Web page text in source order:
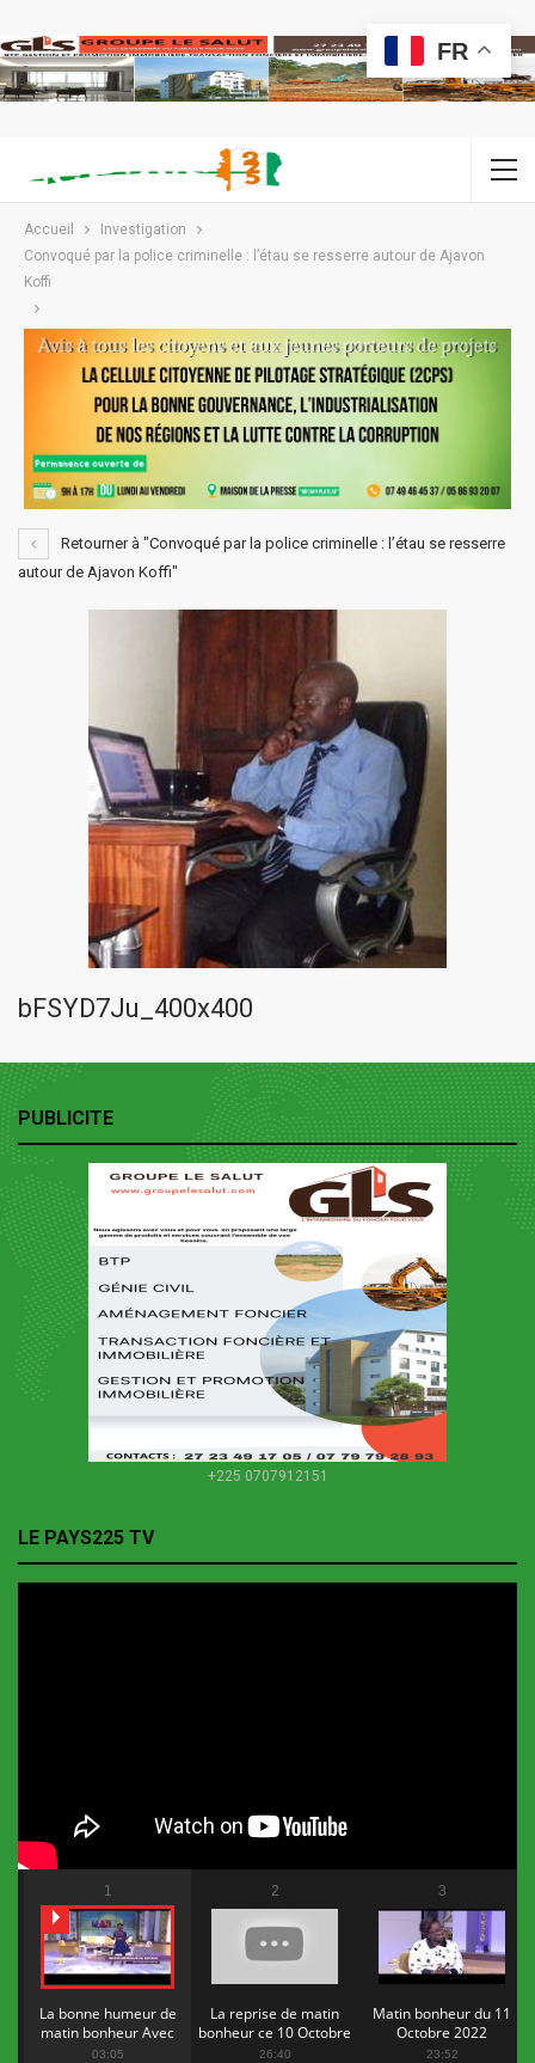
Accueil
Investigation
Convoqué par la police criminelle : l’étau se resserre autour de Ajavon
Koffi
Retourner à "Convoqué par la police criminelle : l’étau se resserre
autour de Ajavon Koffi"
bFSYD7Ju_400x400
PUBLICITE
+225 0707912151
LE PAYS225 TV
1
La bonne humeur de
matin bonheur Avec
Flopy Mendosa
03:05
2
La reprise de matin
bonheur ce 10 Octobre
2022
26:40
3
Matin bonheur du 11
Octobre 2022
23:52
FR